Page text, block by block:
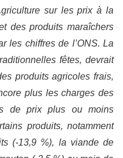
sur les prix à la
des produits maraîchers
les chiffres de l’ONS. La
fêtes, devrait
produits agricoles frais,
plus les charges des
de prix plus ou moins
produits, notamment
(-13,9 %), la viande de